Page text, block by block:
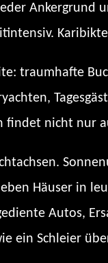
traumhafte
findet nicht nur
Häuser in
Autos,
ein Schleier